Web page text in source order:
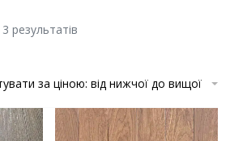
результатів
за ціною: від нижчої до вищої